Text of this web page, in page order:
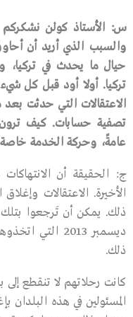
س:الأستاذ كولن نشكركم
والسبب الذي أريد أن
حيال ما يحدث في تركيا،
تركيا. أولا أود قبل كل شيء
الاعتقالات التي حدثت بعد
تصفية حسابات.كيف ترون
عامةً، وحركة الخدمة
ج: الحقيقة أن
الأخيرة. الاعتقالات
ديسمبر 2013
ذلك.
كانت رحلاتهم لا تنقطع إلى
المسئولين في هذه البلدان